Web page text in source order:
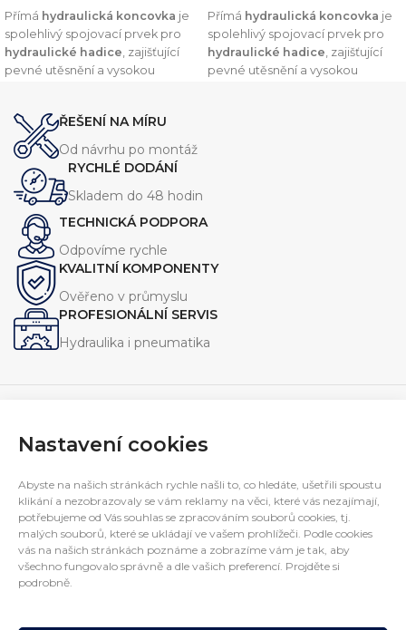
Nastavení cookies
Abyste na našich stránkách rychle našli to, co hledáte, ušetřili spoustu
klikání a nezobrazovaly se vám reklamy na věci, které vás nezajímají,
potřebujeme od Vás souhlas se zpracováním souborů cookies, tj.
malých souborů, které se ukládají ve vašem prohlížeči. Podle cookies
vás na našich stránkách poznáme a zobrazíme vám je tak, aby
všechno fungovalo správně a dle vašich preferencí. Projděte si
podrobně.
Přímá hydraulická koncovka je
spolehlivý spojovací prvek pro
hydraulické hadice, zajišťující
pevné utěsnění a vysokou
kvalitním materiálům nabízí
dlouhou životnost a
kompatibilitu s širokou škálou
hydraulických systémů.
Přímá hydraulická koncovka je
spolehlivý spojovací prvek pro
hydraulické hadice, zajišťující
pevné utěsnění a vysokou
ŘEŠENÍ NA MÍRU
Od návrhu po montáž
RYCHLÉ DODÁNÍ
Skladem do 48 hodin
TECHNICKÁ PODPORA
Odpovíme rychle
KVALITNÍ KOMPONENTY
Ověřeno v průmyslu
PROFESIONÁLNÍ SERVIS
Hydraulika i pneumatika
Specializujeme se na jednoúčelové stroje, hydraulické
agregáty a technická řešení na míru.
E-mail: interfluid@interfluid.com
Telefon:(+420) 595 953 879
Mobil: (+420) 606 782 769
INFORMACE PRO ZÁKAZNÍKY